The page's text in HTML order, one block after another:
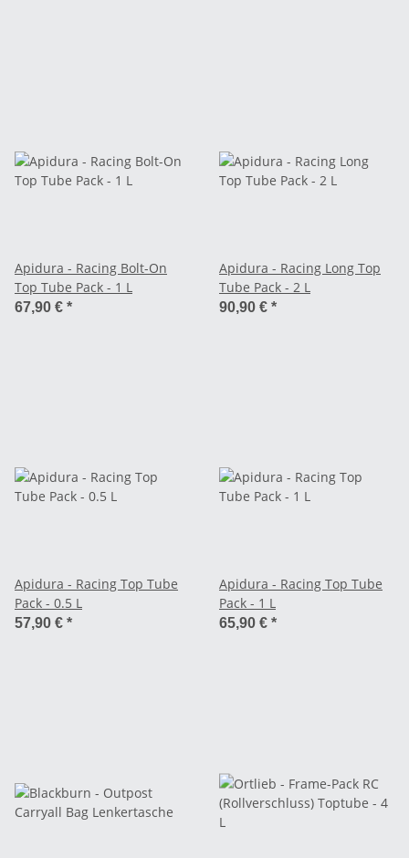
Apidura - Racing Bolt-On
Top Tube Pack - 1 L
67,90 € *
Apidura - Racing Long Top
Tube Pack - 2 L
90,90 € *
Apidura - Racing Top Tube
Pack - 0.5 L
57,90 € *
Apidura - Racing Top Tube
Pack - 1 L
65,90 € *